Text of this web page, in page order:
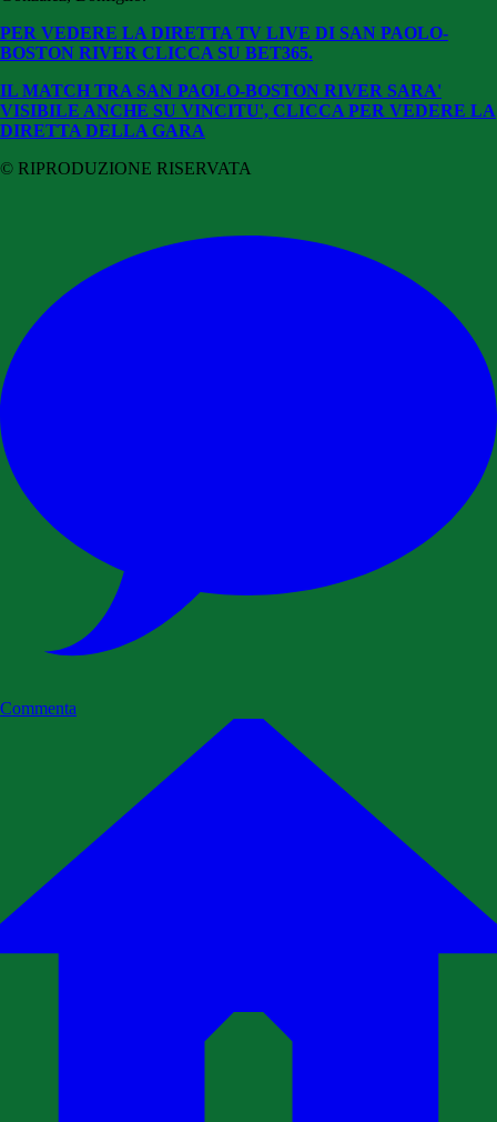
PER VEDERE LA DIRETTA TV LIVE DI SAN PAOLO-
BOSTON RIVER CLICCA SU BET365.
IL MATCH TRA SAN PAOLO-BOSTON RIVER SARA'
VISIBILE ANCHE SU VINCITU', CLICCA PER VEDERE LA
DIRETTA DELLA GARA
© RIPRODUZIONE RISERVATA
Commenta